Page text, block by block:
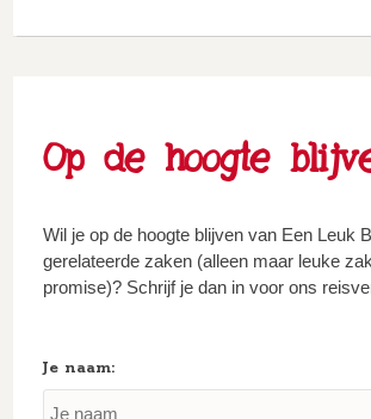
Op de hoogte
Wil je op de hoogte blijven van Een Leuk
gerelateerde zaken (alleen maar leuke
promise)? Schrijf je dan in voor ons
Je naam: